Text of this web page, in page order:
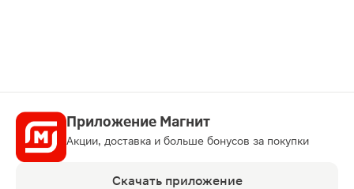
Приложение Магнит
Акции, доставка и больше бонусов за покупки
Скачать приложение